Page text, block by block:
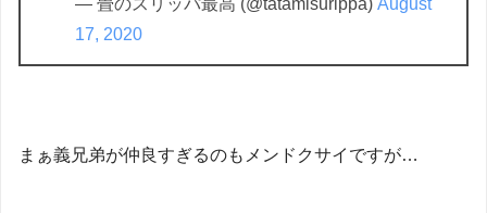
— 畳のスリッパ最高 (@tatamisurippa) August
17, 2020
まぁ義兄弟が仲良すぎるのもメンドクサイですが…